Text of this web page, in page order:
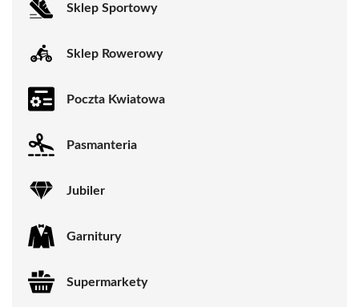
Sklep Sportowy
Sklep Rowerowy
Poczta Kwiatowa
Pasmanteria
Jubiler
Garnitury
Supermarkety